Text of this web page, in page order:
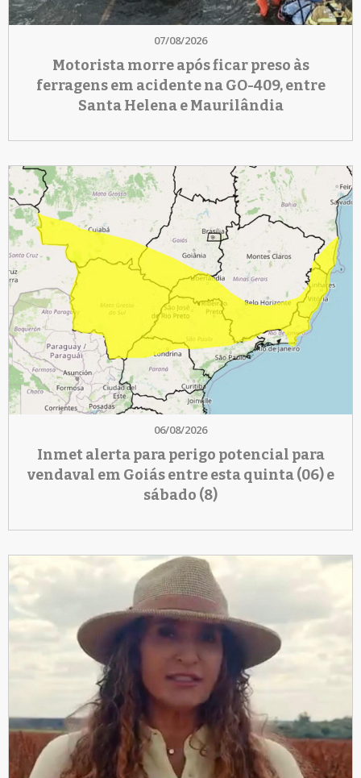
07/08/2026
Motorista morre após ficar preso às
ferragens em acidente na GO-409, entre
Santa Helena e Maurilândia
06/08/2026
Inmet alerta para perigo potencial para
vendaval em Goiás entre esta quinta (06) e
sábado (8)